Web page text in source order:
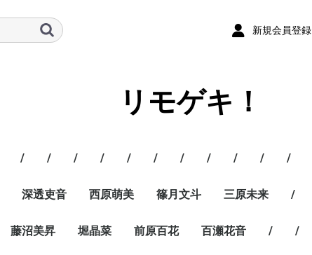
新規会員登録
リモゲキ！
/ / / / / / / / / / /
深透吏音 西原萌美 篠月文斗 三原未来 /
藤沼美昇 堀晶菜 前原百花 百瀬花音 / /